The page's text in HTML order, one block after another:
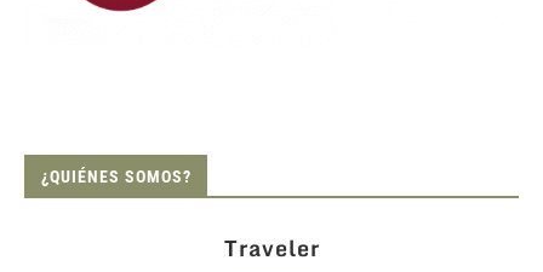
¿QUIÉNES SOMOS?
Traveler